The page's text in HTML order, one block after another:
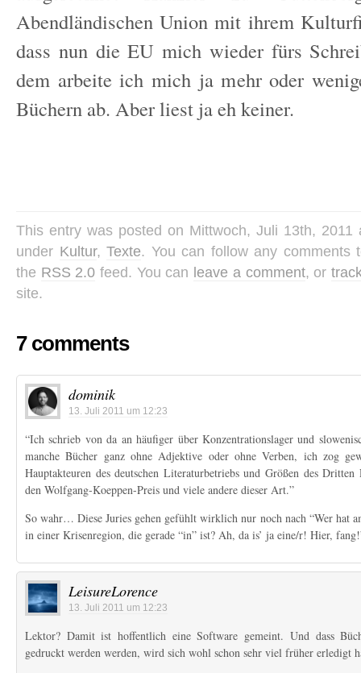
Abendländischen Union mit ihrem
dass nun die EU mich wieder fürs
dem arbeite ich mich ja mehr oder
Büchern ab. Aber liest ja eh keiner.
This entry was posted on Mittwoch, Juli 13th,
under Kultur,Texte. You can follow any comments
the RSS 2.0 feed. You can leave a comment, or
site.
7 comments
dominik
13. Juli 2011 um 12:23
“Ich schrieb von da an häufiger über Konzentrationslager und
manche Bücher ganz ohne Adjektive oder ohne Verben, ich zog
Hauptakteuren des deutschen Literaturbetriebs und Größen des
den Wolfgang-Koeppen-Preis und viele andere dieser Art.”
So wahr… Diese Juries gehen gefühlt wirklich nur noch nach “Wer hat
in einer Krisenregion, die gerade “in” ist? Ah, da is’ ja eine/r! Hier,
LeisureLorence
13. Juli 2011 um 12:23
Lektor? Damit ist hoffentlich eine Software gemeint. Und dass
gedruckt werden werden, wird sich wohl schon sehr viel früher erledigt